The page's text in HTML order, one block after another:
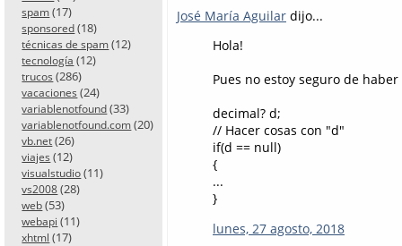
spam (17)
sponsored (18)
técnicas de spam (12)
tecnología (12)
trucos (286)
vacaciones (24)
variablenotfound (33)
variablenotfound.com (20)
vb.net (26)
viajes (12)
visualstudio (11)
vs2008 (28)
web (53)
webapi (11)
xhtml (17)
José María Aguilar dijo...
Hola!
Pues no estoy seguro de
decimal? d;
// Hacer cosas con "d"
if(d == null)
{
...
}
lunes, 27 agosto, 2018